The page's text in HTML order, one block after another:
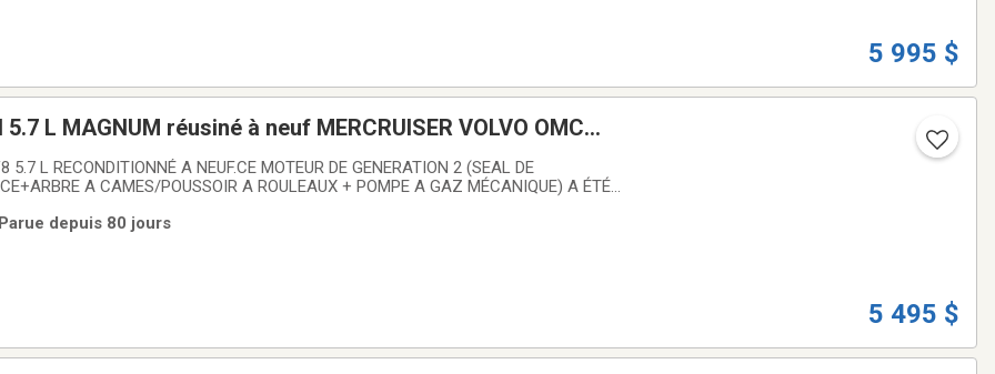
5 995 $
L MAGNUM réusiné à neuf MERCRUISER VOLVO OMC
2 (SEAL DE
A CAMES/POUSSOIR A ROULEAUX + POMPE A GAZ MÉCANIQUE) A ÉTÉ
ET VERIFIÉ REUSINÉ EN ENTIER(NOS BLOCK MOTEURS N'ONT JAMAIS
depuis 80 jours
5 495 $